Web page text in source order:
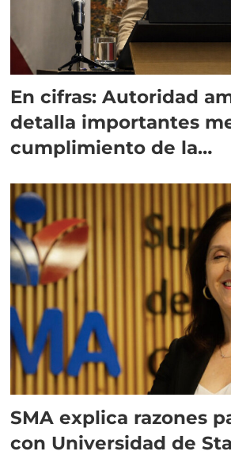
En cifras: Autoridad
detalla importantes
cumplimiento de la
SMA explica razones
con Universidad de